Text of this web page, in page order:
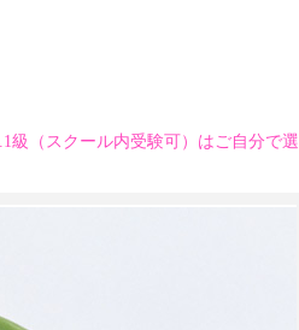
（スクール内受験可）はご自分で選